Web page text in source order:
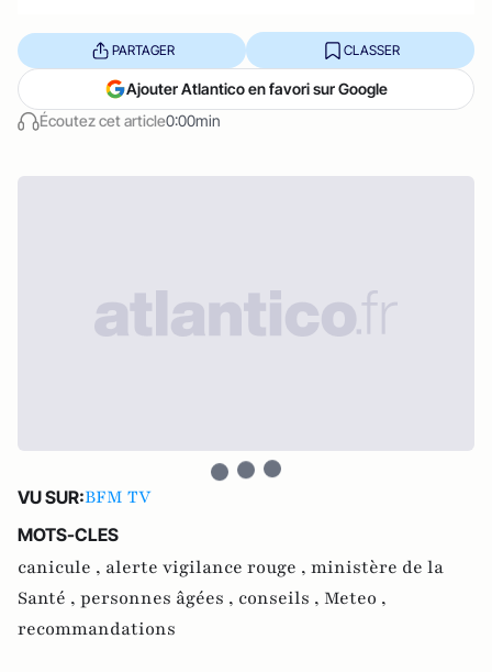
Écoutez cet article0:00min
PARTAGER CLASSER
Ajouter Atlantico en favori sur Google
VU SUR:BFM TV
MOTS-CLES
canicule , alerte vigilance rouge , ministère de la
Santé , personnes âgées , conseils , Meteo ,
recommandations